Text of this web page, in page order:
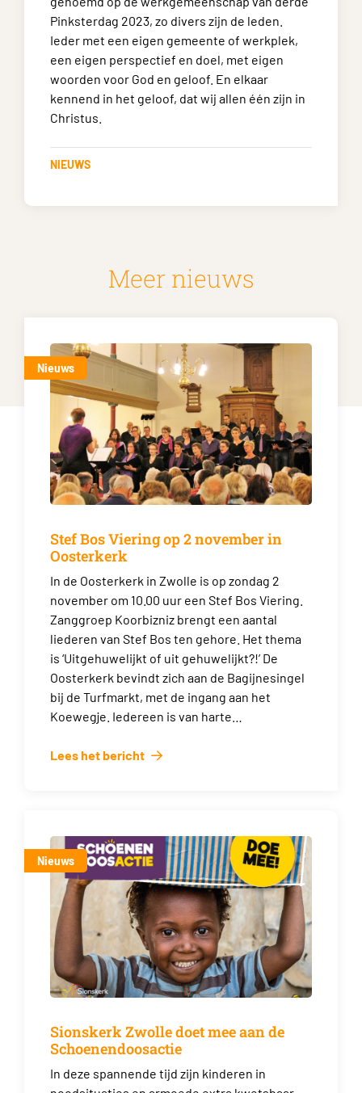
Pinksterdag 2023, zo divers zijn de leden.
Ieder met een eigen gemeente of werkplek,
een eigen perspectief en doel, met eigen
woorden voor God en geloof. En elkaar
kennend in het geloof, dat wij allen één zijn in
Christus.
NIEUWS
Meer nieuws
Nieuws
Stef Bos Viering op 2 november in
Oosterkerk
In de Oosterkerk in Zwolle is op zondag 2
november om 10.00 uur een Stef Bos Viering.
Zanggroep Koorbizniz brengt een aantal
liederen van Stef Bos ten gehore. Het thema
is ‘Uitgehuwelijkt of uit gehuwelijkt?!’ De
Oosterkerk bevindt zich aan de Bagijnesingel
bij de Turfmarkt, met de ingang aan het
Koewegje. Iedereen is van harte…
Lees het bericht
Nieuws
Sionskerk Zwolle doet mee aan de
Schoenendoosactie
In deze spannende tijd zijn kinderen in